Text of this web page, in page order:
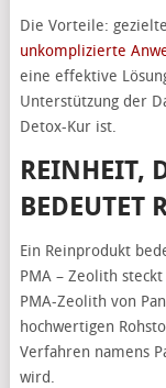
Die Vorteile:
unkomplizierte
eine effektive
Unterstützung der
Detox-Kur ist.
REINHEIT,
BEDEUTET
Ein Reinprodukt
PMA – Zeolith
PMA-Zeolith von
hochwertigen
Verfahren namens
wird.